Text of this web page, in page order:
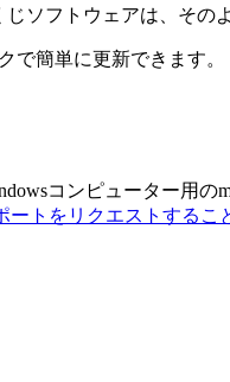
ソフトウェアは、その
で簡単に更新できます。
コンピューター用
ートをリクエストするこ